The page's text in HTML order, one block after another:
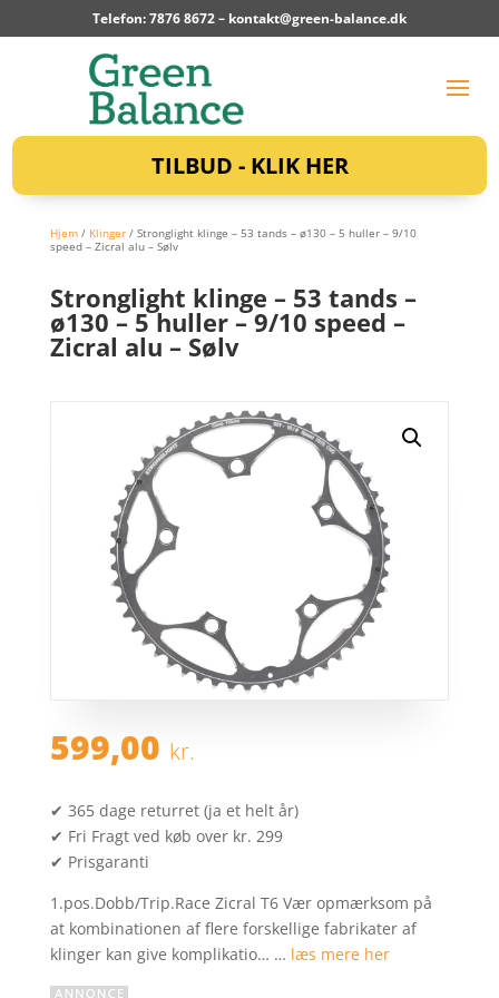
Telefon: 7876 8672 – kontakt@green-balance.dk
TILBUD - KLIK HER
Hjem/ Klinger/ Stronglight klinge – 53 tands – ø130 – 5 huller – 9/10
speed – Zicral alu – Sølv
Stronglight klinge – 53 tands –
ø130 – 5 huller – 9/10 speed –
Zicral alu – Sølv
599,00 kr.
✔ 365 dage returret (ja et helt år)
✔ Fri Fragt ved køb over kr. 299
✔ Prisgaranti
1.pos.Dobb/Trip.Race Zicral T6 Vær opmærksom på
at kombinationen af flere forskellige fabrikater af
klinger kan give komplikatio… … læs mere her